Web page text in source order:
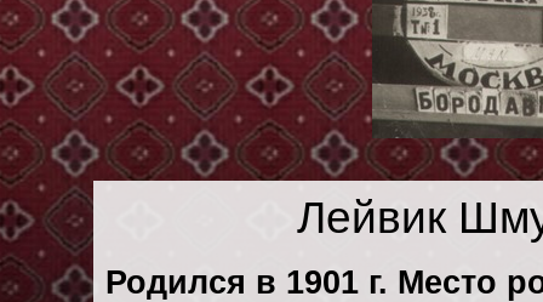
Лейвик
Родился в 1901 г. Место